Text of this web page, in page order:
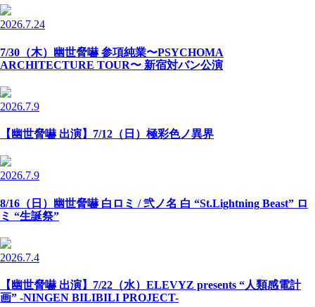
2026.7.24
7/30（木）幽世脅嚇 参項純業〜PSYCHOMA
ARCHITECTURE TOUR〜 新宿対バン公演
2026.7.9
【幽世脅嚇 出演】7/12（日）極彩色ノ異界
2026.7.9
8/16（日）幽世脅嚇 白ロミ / 弐ノ名 白 “St.Lightning Beast” ロ
ミ “生誕祭”
2026.7.4
【幽世脅嚇 出演】7/22（水）ELEVYZ presents “人類感電計
画” -NINGEN BILIBILI PROJECT-